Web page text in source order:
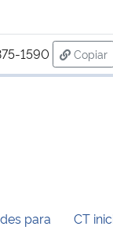
1590
Copiar
para
para
CT